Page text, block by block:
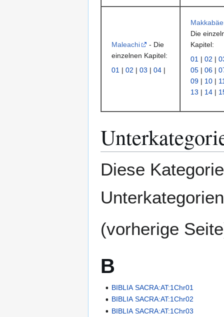
Maleachi
- Die
einzelnen Kapitel:
01 | 02 | 03 | 04 |
Die
Kapitel:
01 | 02 |
05 | 06 |
09 | 10 |
13 | 14 |
Diese
(vorherige
B
BIBLIA SACRA:AT:1Chr01
BIBLIA SACRA:AT:1Chr02
BIBLIA SACRA:AT:1Chr03